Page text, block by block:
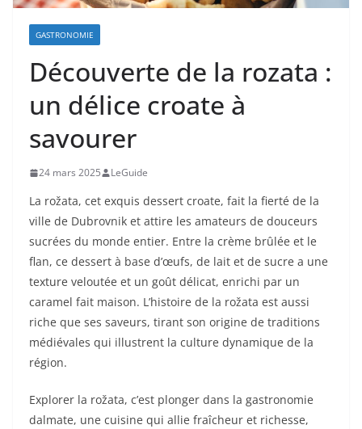
GASTRONOMIE
Découverte de la rozata :
un délice croate à
savourer
24 mars 2025 LeGuide
La rožata, cet exquis dessert croate, fait la fierté de la
ville de Dubrovnik et attire les amateurs de douceurs
sucrées du monde entier. Entre la crème brûlée et le
flan, ce dessert à base d’œufs, de lait et de sucre a une
texture veloutée et un goût délicat, enrichi par un
caramel fait maison. L’histoire de la rožata est aussi
riche que ses saveurs, tirant son origine de traditions
médiévales qui illustrent la culture dynamique de la
région.
Explorer la rožata, c’est plonger dans la gastronomie
dalmate, une cuisine qui allie fraîcheur et richesse,